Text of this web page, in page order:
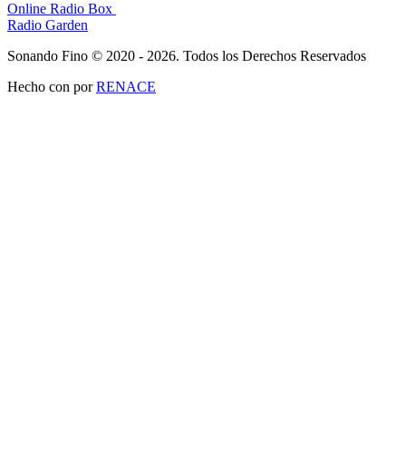
Online Radio Box
Radio Garden
Sonando Fino © 2020 - 2026. Todos los Derechos Reservados
Hecho con porRENACE